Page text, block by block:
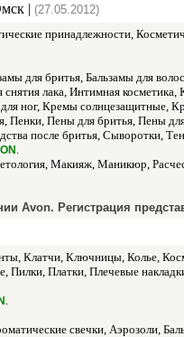
| (27.05.2012)
принадлежности,
для бритья, Бальзамы для
лака, Интимная
ног, Кремы солнцезащитные,
Пенки, Пены для бритья, Пены
после бритья, Сыворотки,
.
Макияж, Маникюр,
Avon. Регистрация
Клатчи, Ключницы, Колье,
Платки, Плечевые
.
свечки, Аэрозоли,